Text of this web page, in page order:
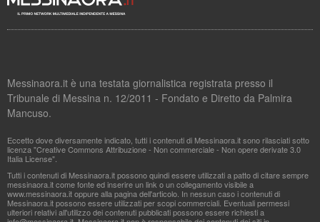
Messinaora.it è una testata giornalistica registrata presso il
Tribunale di Messina n. 12/2011 - Fondato e Diretto da Palmira
Mancuso.
Eccetto dove diversamente indicato, tutti i contenuti di Messinaora.it sono rilasciati sotto
licenza "Creative Commons Attribuzione - Non commerciale - Non opere derivate 3.0
Italia License".
Tutti i contenuti di Messinaora.it possono quindi essere utilizzati a patto di citare sempre
messinaora.it come fonte ed inserire un link o un collegamento visibile a
www.messinaora.it oppure alla pagina dell'articolo. In nessun caso i contenuti di
Messinaora.it possono essere utilizzati per scopi commerciali. Eventuali permessi
ulteriori relativi all'utilizzo dei contenuti pubblicati possono essere richiesti a